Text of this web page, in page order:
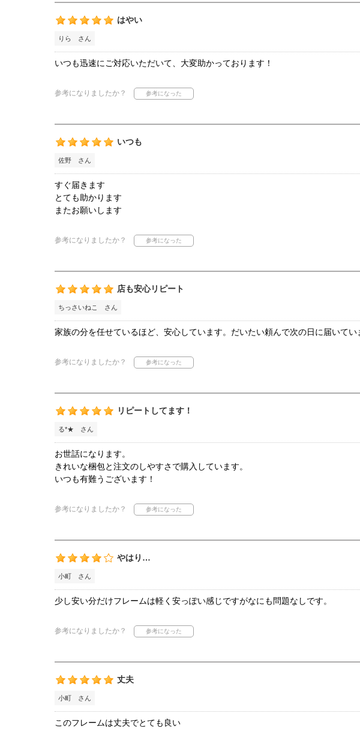
はやい
りら さん
いつも迅速にご対応いただいて、大変助かっております！
参考になりましたか？
いつも
佐野 さん
すぐ届きます
とても助かります
またお願いします
参考になりましたか？
店も安心リピート
ちっさいねこ さん
家族の分を任せているほど、安心しています。だいたい頼んで次の日に届いてい
参考になりましたか？
リピートしてます！
る*★ さん
お世話になります。
きれいな梱包と注文のしやすさで購入しています。
いつも有難うございます！
参考になりましたか？
やはり…
小町 さん
少し安い分だけフレームは軽く安っぽい感じですがなにも問題なしです。
参考になりましたか？
丈夫
小町 さん
このフレームは丈夫でとても良い